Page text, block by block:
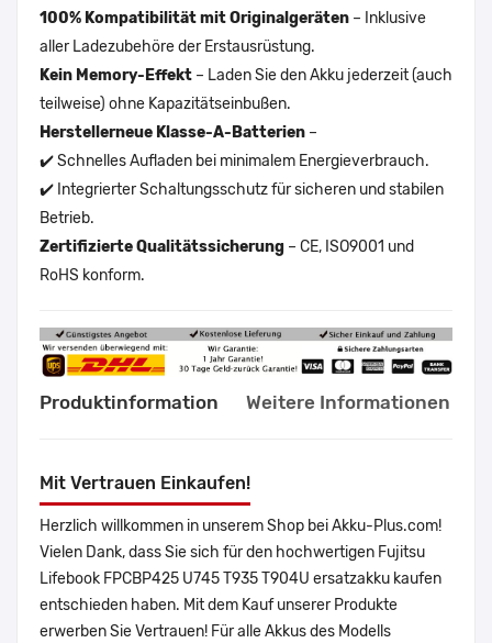
100% Kompatibilität mit Originalgeräten – Inklusive
aller Ladezubehöre der Erstausrüstung.
Kein Memory-Effekt – Laden Sie den Akku jederzeit (auch
teilweise) ohne Kapazitätseinbußen.
Herstellerneue Klasse-A-Batterien –
✔️ Schnelles Aufladen bei minimalem Energieverbrauch.
✔️ Integrierter Schaltungsschutz für sicheren und stabilen
Betrieb.
Zertifizierte Qualitätssicherung – CE, ISO9001 und
RoHS konform.
Produktinformation Weitere Informationen
Mit Vertrauen Einkaufen!
Herzlich willkommen in unserem Shop bei Akku-Plus.com!
Vielen Dank, dass Sie sich für den hochwertigen Fujitsu
Lifebook FPCBP425 U745 T935 T904U ersatzakku kaufen
entschieden haben. Mit dem Kauf unserer Produkte
erwerben Sie Vertrauen! Für alle Akkus des Modells